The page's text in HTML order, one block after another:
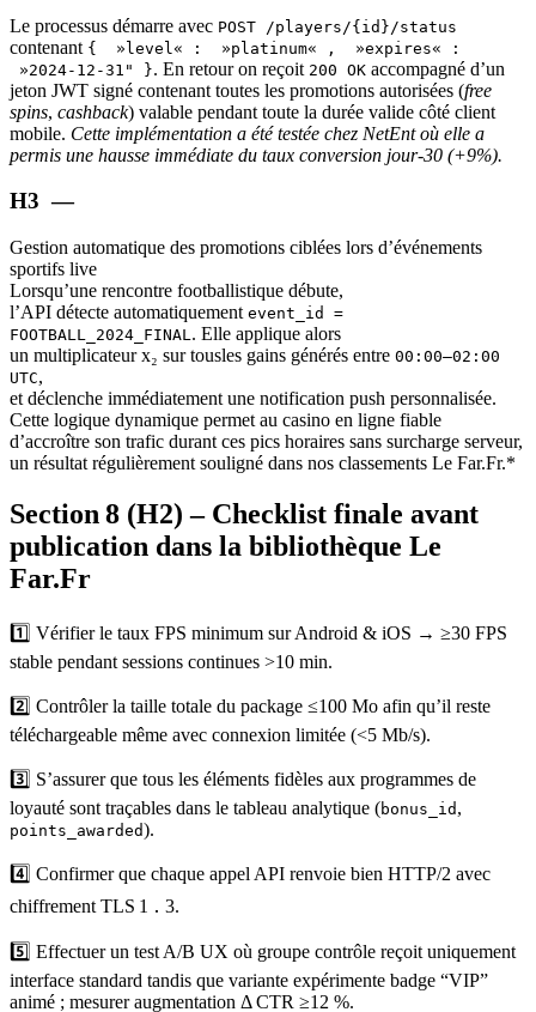
Le processus démarre avec POST /players/{id}/status
contenant { »level« : »platinum« , »expires« :
»2024-12-31" }. En retour on reçoit 200 OK accompagné d’un
jeton JWT signé contenant toutes les promotions autorisées (free
spins, cashback) valable pendant toute la durée valide côté client
mobile. Cette implémentation a été testée chez NetEnt où elle a
permis une hausse immédiate du taux conversion jour‑30 (+9%).
Gestion automatique des promotions ciblées lors d’événements
sportifs live
Lorsqu’une rencontre footballistique débute,
l’API détecte automatiquement event_id =
FOOTBALL_2024_FINAL . Elle applique alors
un multiplicateur x₂ sur tousles gains générés entre 00:00–02:00
UTC,
et déclenche immédiatement une notification push personnalisée.
Cette logique dynamique permet au casino en ligne fiable
d’accroître son trafic durant ces pics horaires sans surcharge serveur,
un résultat régulièrement souligné dans nos classements Le Far.Fr.*
Section 8 (H2) – Checklist finale avant
publication dans la bibliothèque Le
Far.Fr
1️⃣ Vérifier le taux FPS minimum sur Android & iOS → ≥30 FPS
stable pendant sessions continues >10 min.
2️⃣ Contrôler la taille totale du package ≤100 Mo afin qu’il reste
téléchargeable même avec connexion limitée (<5 Mb/s).
3️⃣ S’assurer que tous les éléments fidèles aux programmes de
loyauté sont traçables dans le tableau analytique (bonus_id ,
points_awarded).
4️⃣ Confirmer que chaque appel API renvoie bien HTTP/2 avec
chiffrement TLS 1 ․ 3.
5️⃣ Effectuer un test A/B UX où groupe contrôle reçoit uniquement
interface standard tandis que variante expérimente badge “VIP”
animé ; mesurer augmentation Δ CTR ≥12 %.